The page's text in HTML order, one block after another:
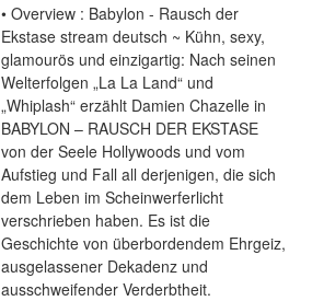
• Overview : Babylon - Rausch der
Ekstase stream deutsch ~ Kühn, sexy,
glamourös und einzigartig: Nach seinen
Welterfolgen „La La Land“ und
„Whiplash“ erzählt Damien Chazelle in
BABYLON – RAUSCH DER EKSTASE
von der Seele Hollywoods und vom
Aufstieg und Fall all derjenigen, die sich
dem Leben im Scheinwerferlicht
verschrieben haben. Es ist die
Geschichte von überbordendem Ehrgeiz,
ausgelassener Dekadenz und
ausschweifender Verderbtheit.